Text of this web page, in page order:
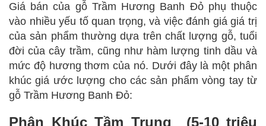
Giá bán của gỗ Trầm Hương Banh Đỏ phụ thuộc
vào nhiều yếu tố quan trọng, và việc đánh giá giá trị
của sản phẩm thường dựa trên chất lượng gỗ, tuổi
đời của cây trầm, cũng như hàm lượng tinh dầu và
mức độ hương thơm của nó. Dưới đây là một phân
khúc giá ước lượng cho các sản phẩm vòng tay từ
gỗ Trầm Hương Banh Đỏ:
Phân Khúc Tầm Trung (5-10 triệu